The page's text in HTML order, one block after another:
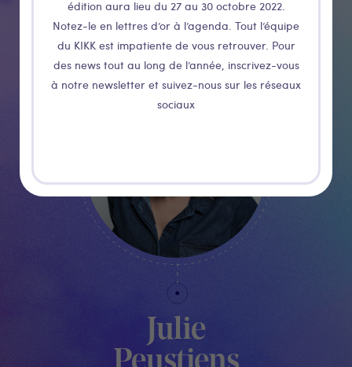
édition aura lieu du 27 au 30 octobre 2022.
Notez-le en lettres d’or à l’agenda. Tout l’équipe
du KIKK est impatiente de vous retrouver. Pour
des news tout au long de l’année, inscrivez-vous
à notre newsletter et suivez-nous sur les réseaux
sociaux
Massart
RESPONSABLE PARTENARIATS
Julie